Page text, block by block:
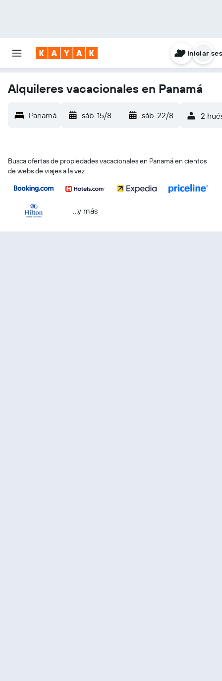
Iniciar
Alquileres vacacionales en Panamá
Panamá sáb. 15/8 - sáb. 22/8 2
Busca ofertas de propiedades vacacionales en Panamá en cientos
de webs de viajes a la vez
...y más